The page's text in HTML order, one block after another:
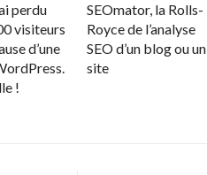
perdu
visiteurs
d’une
!
SEOmator, la Rolls-
Royce de l’analyse
SEO d’un blog ou un
site